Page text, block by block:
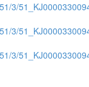
3/
3/
3/